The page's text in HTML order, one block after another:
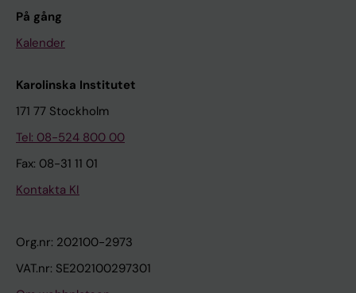
På gång
Kalender
Karolinska Institutet
171 77 Stockholm
Tel: 08-524 800 00
Fax: 08-31 11 01
Kontakta KI
Org.nr: 202100-2973
VAT.nr: SE202100297301